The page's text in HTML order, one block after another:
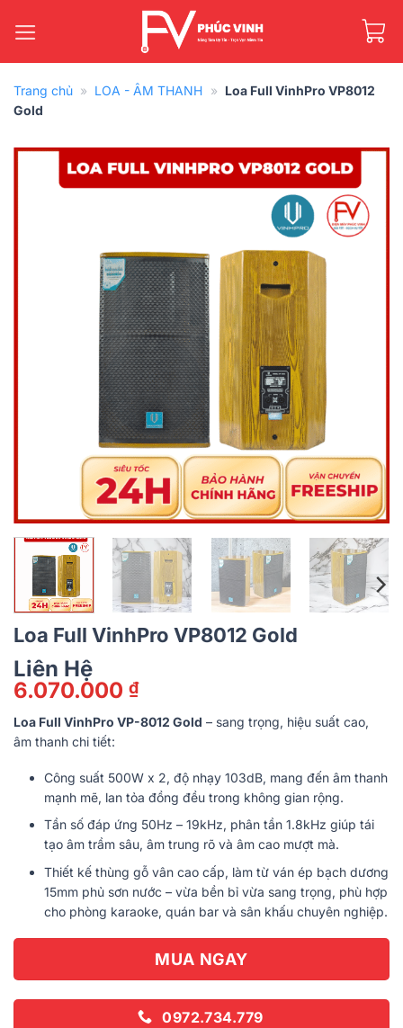
qua
Trang chủ » LOA - ÂM THANH » Loa Full VinhPro VP8012
Gold
Loa Full VinhPro VP8012 Gold
6.070.000 ₫
Liên Hệ
Loa Full VinhPro VP-8012 Gold – sang trọng, hiệu suất cao,
âm thanh chi tiết:
Công suất 500W x 2, độ nhạy 103dB, mang đến âm thanh
mạnh mẽ, lan tỏa đồng đều trong không gian rộng.
Tần số đáp ứng 50Hz – 19kHz, phân tần 1.8kHz giúp tái
tạo âm trầm sâu, âm trung rõ và âm cao mượt mà.
Thiết kế thùng gỗ vân cao cấp, làm từ ván ép bạch dương
15mm phủ sơn nước – vừa bền bỉ vừa sang trọng, phù hợp
cho phòng karaoke, quán bar và sân khấu chuyên nghiệp.
MUA NGAY
0972.734.779